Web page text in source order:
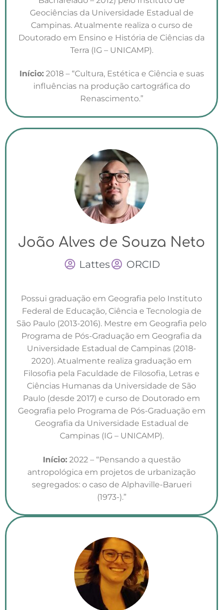
Geociências da Universidade Estadual de
Campinas. Atualmente realiza o curso de
Doutorado em Ensino e História de Ciências da
Terra (IG – UNICAMP).
Início:2018 – “Cultura, Estética e Ciência e suas
influências na produção cartográfica do
Renascimento.”
João Alves de Souza Neto
Lattes ORCID
Possui graduação em Geografia pelo Instituto
Federal de Educação, Ciência e Tecnologia de
São Paulo (2013-2016). Mestre em Geografia pelo
Programa de Pós-Graduação em Geografia da
Universidade Estadual de Campinas (2018-
2020). Atualmente realiza graduação em
Filosofia pela Faculdade de Filosofia, Letras e
Ciências Humanas da Universidade de São
Paulo (desde 2017) e curso de Doutorado em
Geografia pelo Programa de Pós-Graduação em
Geografia da Universidade Estadual de
Campinas (IG – UNICAMP).
Início:2022 – “Pensando a questão
antropológica em projetos de urbanização
segregados: o caso de Alphaville-Barueri
(1973-).”